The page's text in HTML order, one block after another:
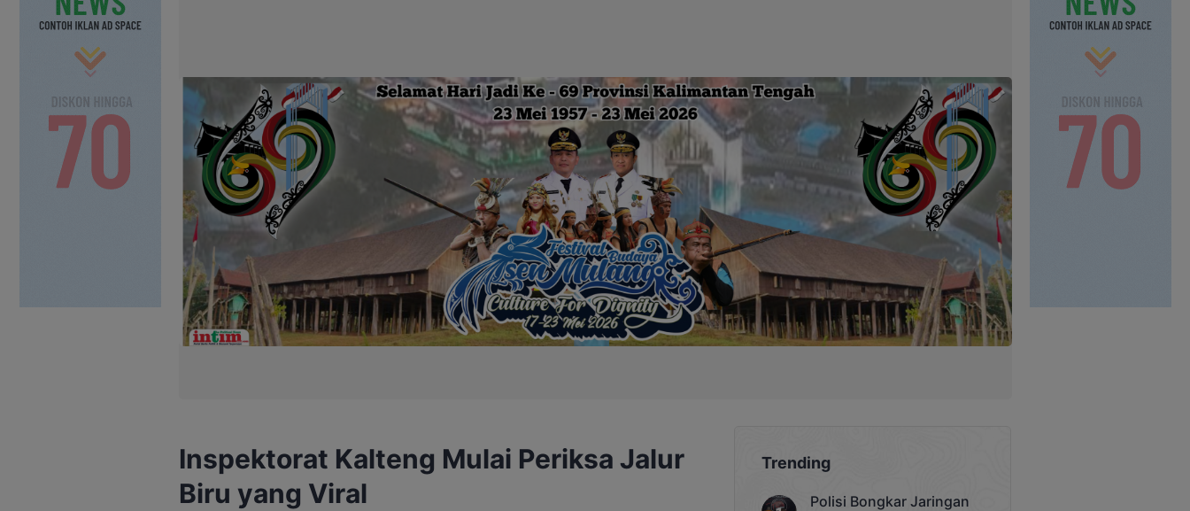
Inspektorat Kalteng Mulai Periksa Jalur
Biru yang Viral
Trending
Polisi Bongkar Jaringan